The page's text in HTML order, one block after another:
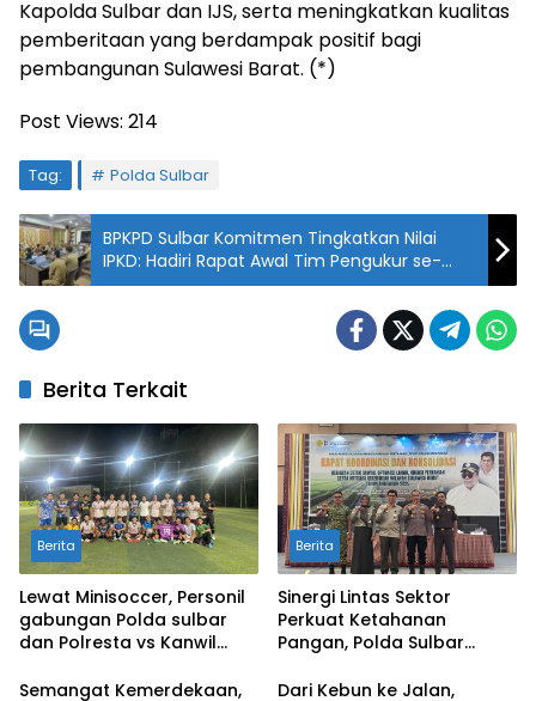
Kapolda Sulbar dan IJS, serta meningkatkan kualitas
pemberitaan yang berdampak positif bagi
pembangunan Sulawesi Barat. (*)
Post Views: 214
Tag: Polda Sulbar
BPKPD Sulbar Komitmen Tingkatkan Nilai
IPKD: Hadiri Rapat Awal Tim Pengukur se-
Sulawesi Barat
Berita Terkait
Berita
Lewat Minisoccer, Personil
gabungan Polda sulbar
dan Polresta vs Kanwil
Ikatan Persaudaraan
Berita
Sinergi Lintas Sektor
Perkuat Ketahanan
Pangan, Polda Sulbar
Sawah dan Mitigasi
Semangat Kemerdekaan,
Dari Kebun ke Jalan,